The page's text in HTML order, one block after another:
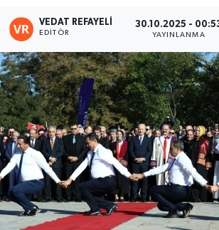
VEDAT REFAYELİ
EDITÖR
30.10.2025 -
YAYINLANMA
GENEL
Güncel
KÜLTÜR-SANAT
Magazin
Medya
Politika